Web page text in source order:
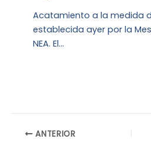
Acatamiento a la medida
establecida ayer por la
NEA. El…
ANTERIOR